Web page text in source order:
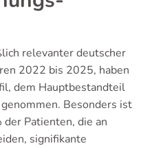
relevanter deutscher
2022 bis 2025, haben
dem Hauptbestandteil
Besonders ist
der Patienten, die an
signifikante